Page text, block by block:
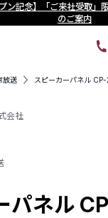
プン記念】「ご来社受取」
のご案内
放送 スピーカーパネル
会社
パネル